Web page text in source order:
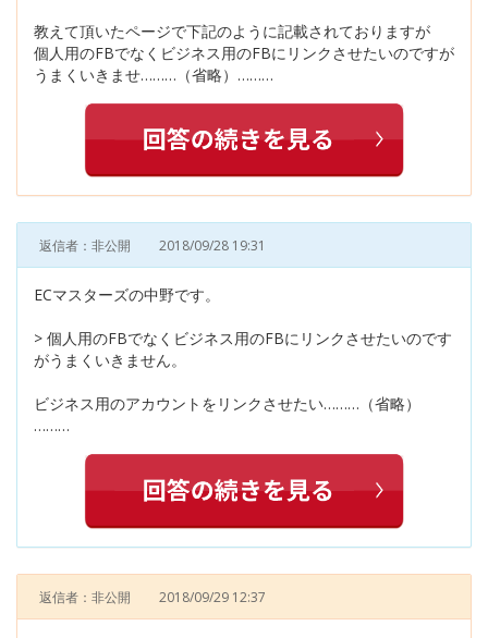
教えて頂いたページで下記のように記載されておりますが
個人用のFBでなくビジネス用のFBにリンクさせたいのですが
うまくいきませ………（省略）………
返信者：非公開 2018/09/28 19:31
ECマスターズの中野です。
> 個人用のFBでなくビジネス用のFBにリンクさせたいのです
がうまくいきません。
ビジネス用のアカウントをリンクさせたい………（省略）
………
返信者：非公開 2018/09/29 12:37